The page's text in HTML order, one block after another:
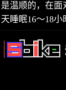
是温顺的，在面
天睡眠16～18小